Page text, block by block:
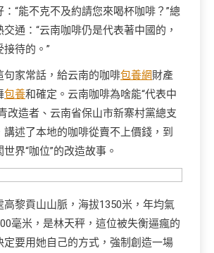
“能不克不及約請您來喝杯咖啡？”總
通：“云南咖啡仍是代表著中國的，
待的。”
句家常話，給云南的咖啡包養網財產
包養和確定。云南咖啡為啥能“代表中
改造者、云南省保山市新寨村黨總支
講述了本地的咖啡從賣不上價錢，到
界“咖位”的改造故事。
高黎貢山山脈，海拔1350米，年均氣
毫米，是林天秤，這位被失衡逼瘋的
定要用她自己的方式，強制創造一場